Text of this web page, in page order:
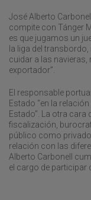
José Alberto
compite con Tánger
es que jugamos un
la liga del
cuidar a las navieras,
exportador”.
El responsable
Estado “en la
Estado”. La otra
fiscalización,
público como
relación con las
Alberto Carbonell
el cargo de participar